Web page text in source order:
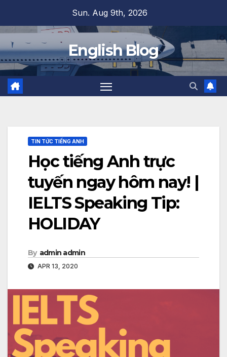
Sun. Aug 9th, 2026
English Blog
TIN TỨC TIẾNG ANH
Học tiếng Anh trực
tuyến ngay hôm nay! |
IELTS Speaking Tip:
HOLIDAY
By admin admin
APR 13, 2020